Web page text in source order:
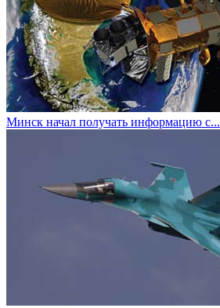
Минск начал получать информацию с...